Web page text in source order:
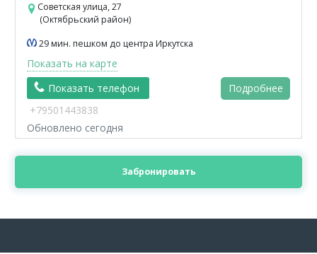
Советская улица, 27
(Октябрьский район)
29 мин. пешком до центра Иркутска
Показать на карте
Показать телефон
Подробнее
+79501443838
Обновлено сегодня
Забронировать